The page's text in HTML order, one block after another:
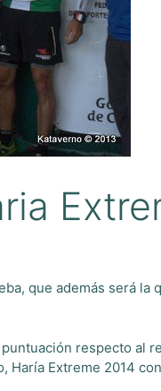
que además será la
respecto
Extreme 2014